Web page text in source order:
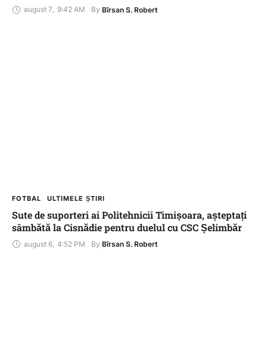
august 7, 9:42 AM By Bîrsan S. Robert
FOTBAL ULTIMELE ȘTIRI
Sute de suporteri ai Politehnicii Timișoara, așteptați
sâmbătă la Cisnădie pentru duelul cu CSC Șelimbăr
august 6 4:52 PM By Bîrsan S. Robert